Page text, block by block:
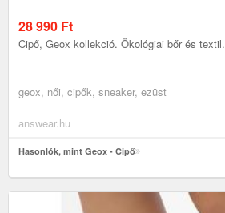
28 990 Ft
Cipő, Geox kollekció. Ökológiai bőr és textil.
geox, női, cipők, sneaker, ezüst
answear.hu
Hasonlók, mint Geox - Cipő